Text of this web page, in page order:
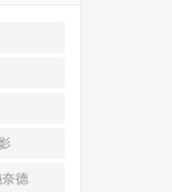
奈德